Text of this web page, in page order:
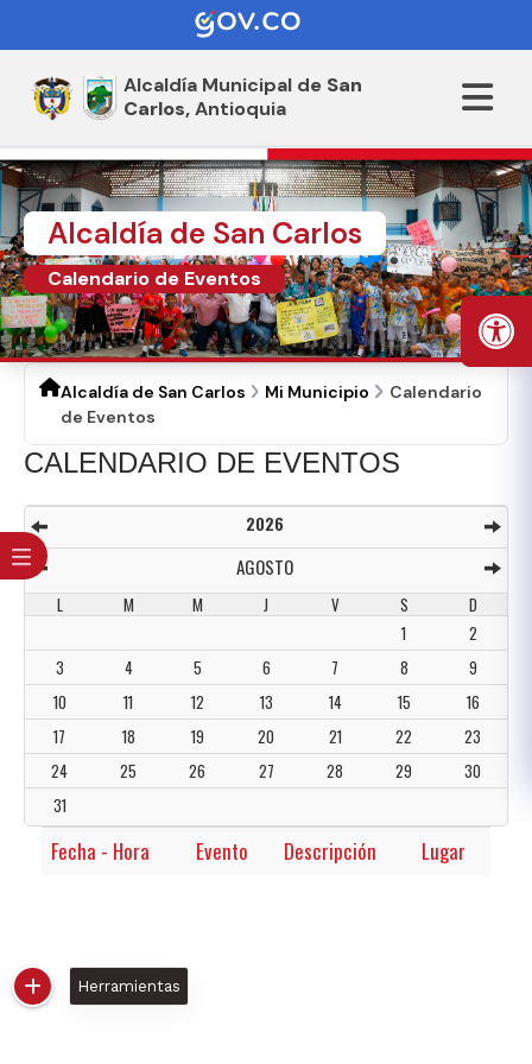
Alcaldía Municipal de San
Carlos,Antioquia
Alcaldía de San Carlos
Calendario de Eventos
Alcaldía de San Carlos Mi Municipio
Calendario
de Eventos
CALENDARIO DE EVENTOS
Herramientas